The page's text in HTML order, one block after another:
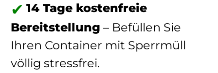
14 Tage kostenfreie
Bereitstellung – Befüllen Sie
Ihren Container mit Sperrmüll
völlig stressfrei.